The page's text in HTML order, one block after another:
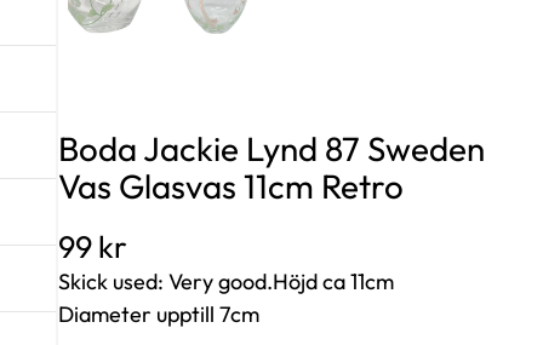
Boda Jackie Lynd 87 Sweden
Vas Glasvas 11cm Retro
99kr
Skick used: Very good.Höjd ca 11cm
Diameter upptill 7cm